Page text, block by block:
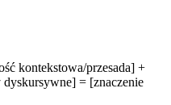
kontekstowa/przesada] +
= [znaczenie